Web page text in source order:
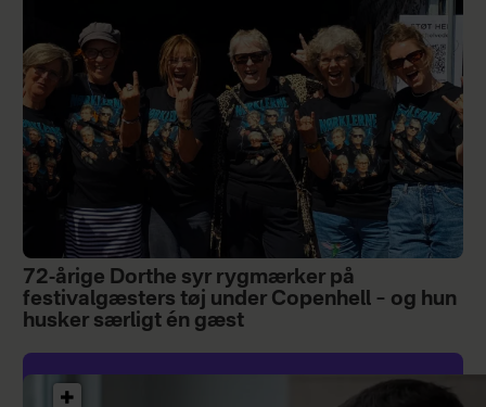
72-årige Dorthe syr rygmærker på
festivalgæsters tøj under Copenhell – og hun
husker særligt én gæst